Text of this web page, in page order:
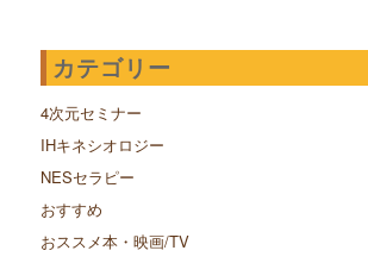
カテゴリー
4次元セミナー
IHキネシオロジー
NESセラピー
おすすめ
おススメ本・映画/TV